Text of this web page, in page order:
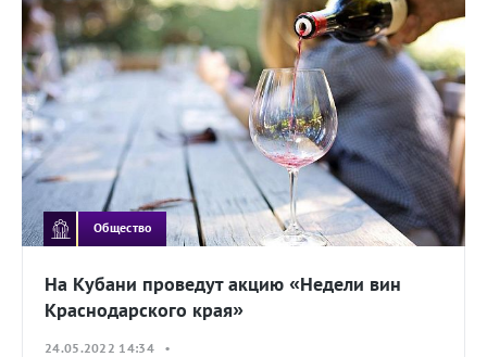
Общество
На Кубани проведут акцию «Недели вин
Краснодарского края»
24.05.2022 14:34 •